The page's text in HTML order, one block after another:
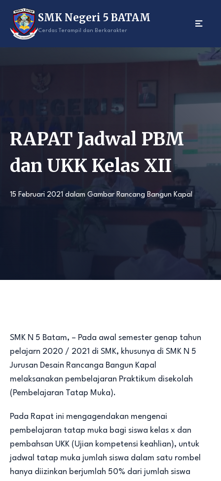
content
SMK Negeri 5 BATAM
Cerdas Terampil dan Berkarakter
RAPAT Jadwal PBM
dan UKK Kelas XII
15 Februari 2021 dalam Gambar Rancang Bangun Kapal
SMK N 5 Batam, – Pada awal semester genap tahun
pelajarn 2020 / 2021 di SMK, khusunya di SMK N 5
Jurusan Desain Rancanga Bangun Kapal
melaksanakan pembelajaran Praktikum disekolah
(Pembelajaran Tatap Muka).
Pada Rapat ini mengagendakan mengenai
pembelajaran tatap muka bagi siswa kelas x dan
pembahsan UKK (Ujian kompetensi keahlian), untuk
jadwal tatap muka jumlah siswa dalam satu rombel
hanya diizinkan berjumlah 50% dari jumlah siswa